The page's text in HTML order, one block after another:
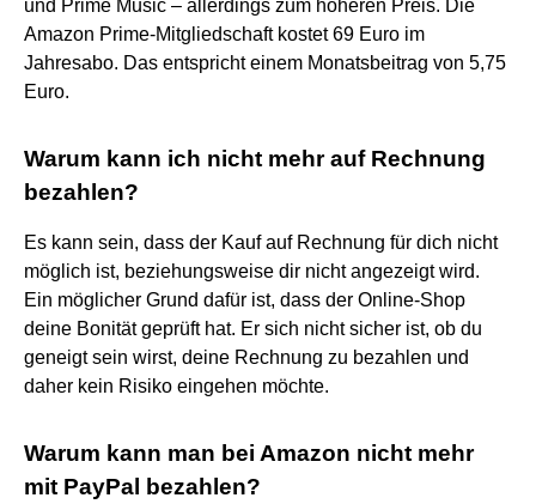
und Prime Music – allerdings zum höheren Preis. Die
Amazon Prime-Mitgliedschaft kostet 69 Euro im
Jahresabo. Das entspricht einem Monatsbeitrag von 5,75
Euro.
Warum kann ich nicht mehr auf Rechnung
bezahlen?
Es kann sein, dass der Kauf auf Rechnung für dich nicht
möglich ist, beziehungsweise dir nicht angezeigt wird.
Ein möglicher Grund dafür ist, dass der Online-Shop
deine Bonität geprüft hat. Er sich nicht sicher ist, ob du
geneigt sein wirst, deine Rechnung zu bezahlen und
daher kein Risiko eingehen möchte.
Warum kann man bei Amazon nicht mehr
mit PayPal bezahlen?